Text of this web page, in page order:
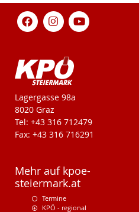
KPÖ-Steiermark
Lagergasse 98a
8020 Graz
Tel: +43 316 712479
Fax: +43 316 716291
Mehr auf kpoe-
steiermark.at
Termine
KPÖ - regional